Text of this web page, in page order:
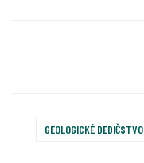
GEOLOGICKÉ DEDIČSTVO